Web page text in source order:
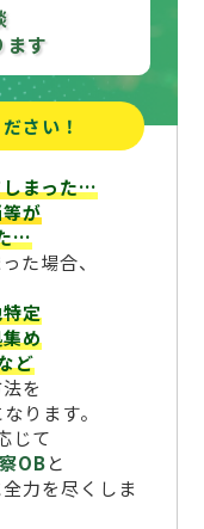
す
さい！
しまった…
が
…
た場合、
定
め
ど
を
ります。
じて
OBと
力を尽くしま